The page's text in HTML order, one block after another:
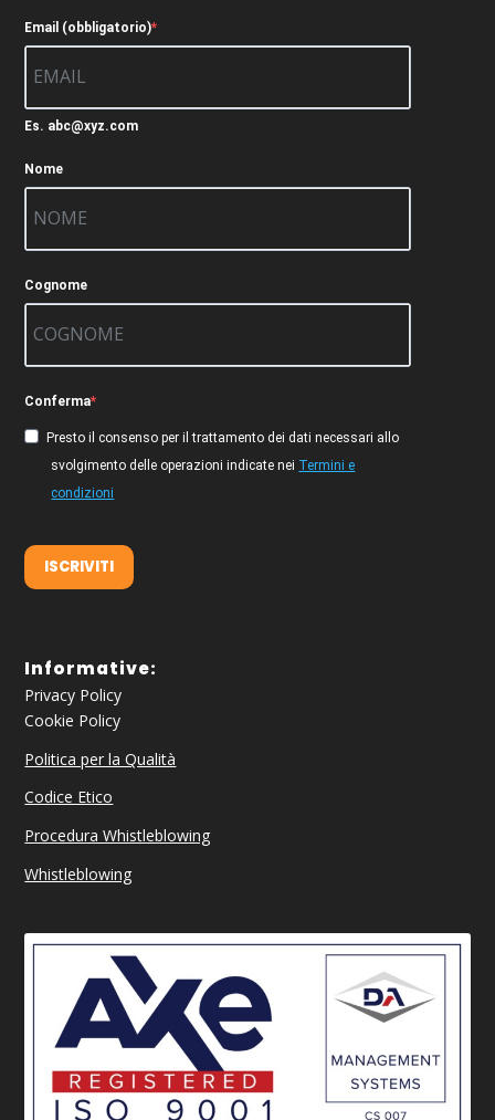
Email (obbligatorio)
Es. abc@xyz.com
Nome
Cognome
Conferma
Presto il consenso per il trattamento dei dati necessari allo
svolgimento delle operazioni indicate nei Termini e
condizioni
ISCRIVITI
Informative:
Privacy Policy
Cookie Policy
Politica per la Qualità
Codice Etico
Procedura Whistleblowing
Whistleblowing